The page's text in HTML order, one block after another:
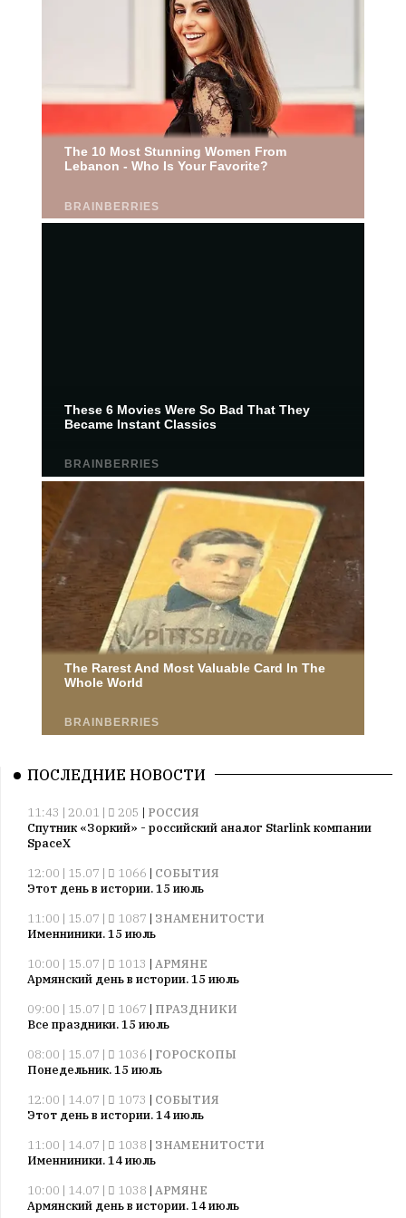
ПОСЛЕДНИЕ НОВОСТИ
11:43 | 20.01 | 205 | РОССИЯ
Спутник «Зоркий» - российский аналог Starlink компании
SpaceX
12:00 | 15.07 |
1066 | СОБЫТИЯ
Этот день в истории. 15 июль
11:00 | 15.07 |
1087 | ЗНАМЕНИТОСТИ
Именниники. 15 июль
10:00 | 15.07 |
1013 | АРМЯНЕ
Армянский день в истории. 15 июль
09:00 | 15.07 |
1067 | ПРАЗДНИКИ
Все праздники. 15 июль
08:00 | 15.07 |
1036 | ГОРОСКОПЫ
Понедельник. 15 июль
12:00 | 14.07 |
1073 | СОБЫТИЯ
Этот день в истории. 14 июль
11:00 | 14.07 |
1038 | ЗНАМЕНИТОСТИ
Именниники. 14 июль
10:00 | 14.07 |
1038 | АРМЯНЕ
Армянский день в истории. 14 июль